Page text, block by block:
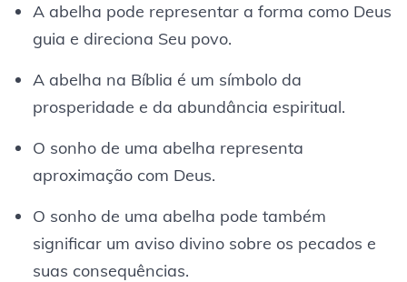
A abelha pode representar a forma como Deus
guia e direciona Seu povo.
A abelha na Bíblia é um símbolo da
prosperidade e da abundância espiritual.
O sonho de uma abelha representa
aproximação com Deus.
O sonho de uma abelha pode também
significar um aviso divino sobre os pecados e
suas consequências.